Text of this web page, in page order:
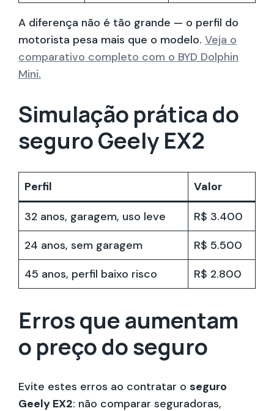
A diferença não é tão grande — o perfil do
motorista pesa mais que o modelo. Veja o
comparativo completo com o BYD Dolphin
Mini.
Simulação prática do
seguro Geely EX2
Perfil Valor
32 anos, garagem, uso leve
R$ 3.400
24 anos, sem garagem
R$ 5.500
45 anos, perfil baixo risco
R$ 2.800
Erros que aumentam
o preço do seguro
Evite estes erros ao contratar o seguro
Geely EX2: não comparar seguradoras,